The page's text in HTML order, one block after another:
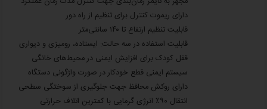
دارای ریموت کنترل برای تنظیم از راه دور
قابلیت تنظیم ارتفاع تا ۱۴۰ سانتی‌متر
قابلیت استفاده در سه حالت: ایستاده، رومیزی و دیواری
قفل کودک برای افزایش ایمنی در محیط‌های خانگی
سیستم ایمنی قطع خودکار در صورت واژگونی دستگاه
دارای روکش محافظ جهت جلوگیری از سوختگی سطحی
انتقال ۹۰٪ انرژی گرمایی با کمترین اتلاف حرارتی